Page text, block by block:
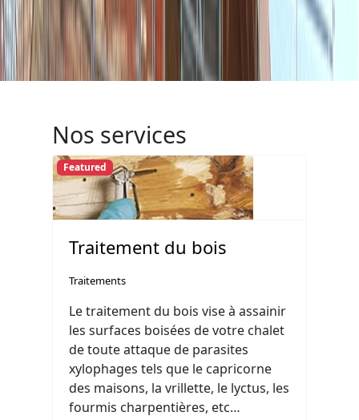
Nos services
Featured
Traitement du bois
Traitements
Le traitement du bois vise à assainir
les surfaces boisées de votre chalet
de toute attaque de parasites
xylophages tels que le capricorne
des maisons, la vrillette, le lyctus, les
fourmis charpentières, etc…